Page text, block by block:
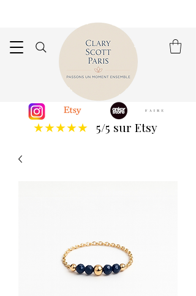
★★★★★ 5/5 sur Etsy